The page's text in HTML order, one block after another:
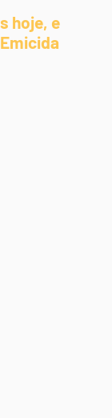
hoje, e